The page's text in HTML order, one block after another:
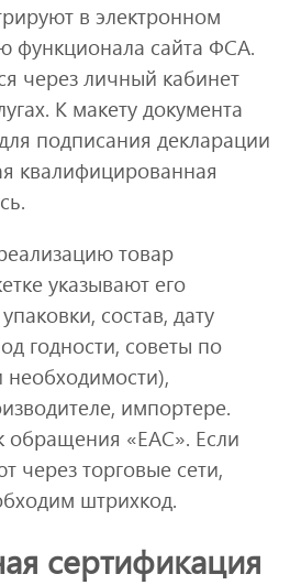
в электронном
функционала сайта ФСА.
через личный кабинет
К макету документа
подписания декларации
квалифицированная
товар
указывают его
состав, дату
годности, советы по
импортере.
обращения «ЕАС». Если
через торговые сети,
штрихкод.
сертификация